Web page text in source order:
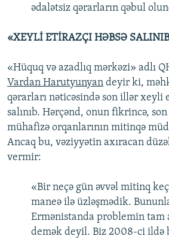
ədalətsiz qərarların qəbul
«XEYLİ ETİRAZÇI HƏBSƏ
«Hüquq və azadlıq mərkəzi» adlı
Vardan Harutyunyan deyir ki,
qərarları nəticəsində son illər xeyli
salınıb. Hərçənd, onun fikrincə,
mühafizə orqanlarının mitinqə
Ancaq bu, vəziyyətin axıracan
vermir:
«Bir neçə gün əvvəl mitinq
maneə ilə üzləşmədik.
Ermənistanda problemin tam
demək deyil. Biz 2008-ci ildə